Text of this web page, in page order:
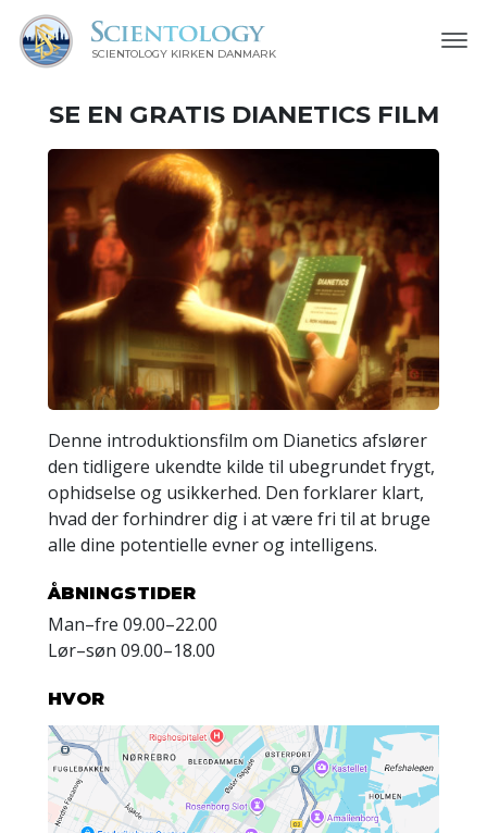
SCIENTOLOGY KIRKEN DANMARK
SE EN GRATISDIANETICS FILM
Denne introduktionsfilm om Dianetics afslører
den tidligere ukendte kilde til ubegrundet frygt,
ophidselse og usikkerhed. Den forklarer klart,
hvad der forhindrer dig i at være fri til at bruge
alle dine potentielle evner og intelligens.
ÅBNINGSTIDER
Man–fre 09.00–22.00
Lør–søn 09.00–18.00
HVOR